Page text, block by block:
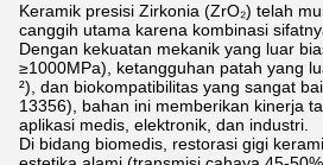
Keramik presisi Zirkonia (ZrO₂) telah
canggih utama karena kombinasi
Dengan kekuatan mekanik yang luar
≥1000MPa), ketangguhan patah yang
²), dan biokompatibilitas yang sangat
13356), bahan ini memberikan kinerja
aplikasi medis, elektronik, dan industri.
Di bidang biomedis, restorasi gigi